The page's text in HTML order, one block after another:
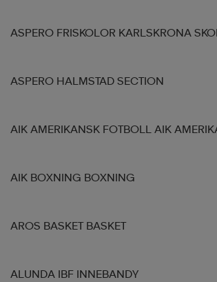
ASPERO FRISKOLOR KARLSKRONA
ASPERO HALMSTAD SECTION
AIK AMERIKANSK FOTBOLL AIK
AIK BOXNING BOXNING
AROS BASKET BASKET
ALUNDA IBF INNEBANDY